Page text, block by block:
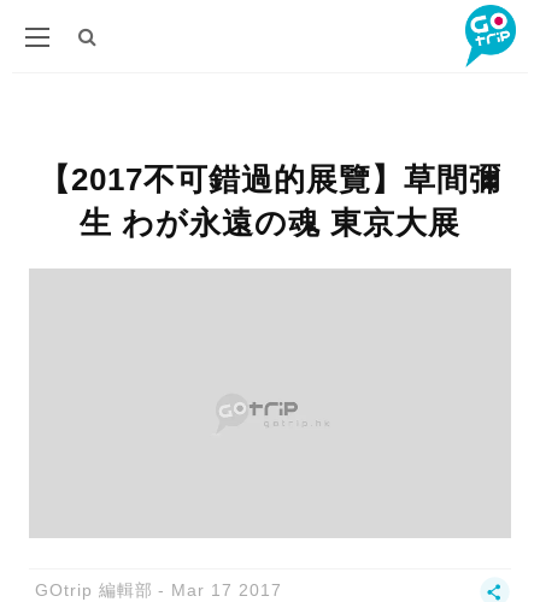
【2017不可錯過的展覽】草間彌
生 わが永遠の魂 東京大展
GOtrip 編輯部 Mar 17 2017